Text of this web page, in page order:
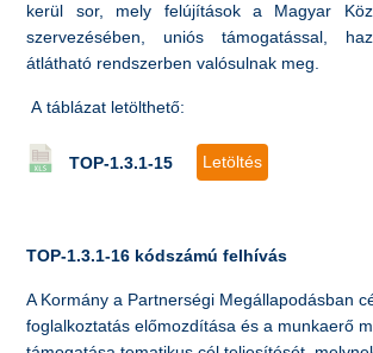
kerül sor, mely felújítások a Magyar
szervezésében, uniós támogatással,
átlátható rendszerben valósulnak meg.
A táblázat letölthető:
TOP-1.3.1-15 Letöltés
TOP-1.3.1-16 kódszámú felhívás
A Kormány a Partnerségi Megállapodásban
foglalkoztatás előmozdítása és a munkaerő